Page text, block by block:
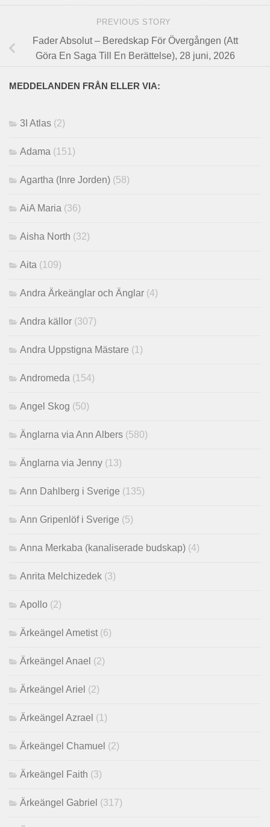
PREVIOUS STORY
Fader Absolut – Beredskap För Övergången (Att
Göra En Saga Till En Berättelse), 28 juni, 2026
MEDDELANDEN FRÅN ELLER VIA:
3I Atlas (2)
Adama (151)
Agartha (Inre Jorden) (58)
AiA Maria (36)
Aisha North (32)
Aita (109)
Andra Ärkeänglar och Änglar (4)
Andra källor (307)
Andra Uppstigna Mästare (1)
Andromeda (154)
Angel Skog (50)
Änglarna via Ann Albers (580)
Änglarna via Jenny (13)
Ann Dahlberg i Sverige (135)
Ann Gripenlöf i Sverige (5)
Anna Merkaba (kanaliserade budskap) (4)
Anrita Melchizedek (3)
Apollo (2)
Ärkeängel Ametist (6)
Ärkeängel Anael (2)
Ärkeängel Ariel (2)
Ärkeängel Azrael (1)
Ärkeängel Chamuel (2)
Ärkeängel Faith (3)
Ärkeängel Gabriel (317)